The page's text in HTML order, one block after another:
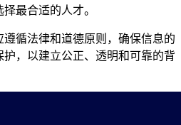
最合适的人才。
循法律和道德原则，确保信息的
，以建立公正、透明和可靠的背